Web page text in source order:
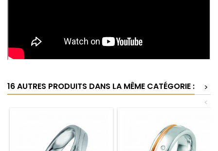
16 AUTRES PRODUITS DANS LA MÊME CATÉGORIE :
>
<